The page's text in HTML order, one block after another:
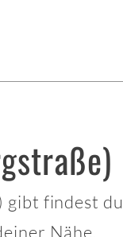
gibt findest du
Nähe.